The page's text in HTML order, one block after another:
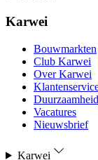
Karwei
Bouwmarkten
Club Karwei
Over Karwei
Duurzaamheid
Vacatures
Nieuwsbrief
Karwei